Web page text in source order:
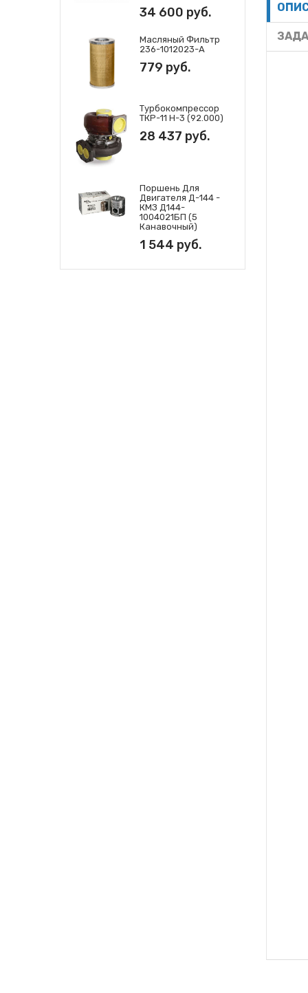
34 600 руб.
Масляный Фильтр
236-1012023-А
779 руб.
Турбокомпрессор
ТКР-11 Н-3 (92.000)
28 437 руб.
Поршень Для
Двигателя Д-144 -
КМЗ Д144-
1004021БП (5
Канавочный)
1 544 руб.